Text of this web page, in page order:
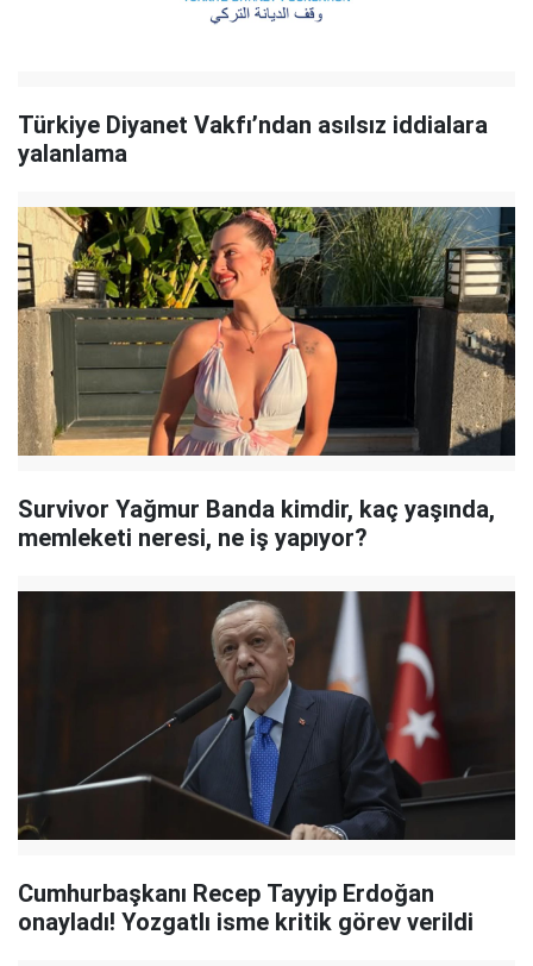
Türkiye Diyanet Vakfı’ndan asılsız iddialara
yalanlama
Survivor Yağmur Banda kimdir, kaç yaşında,
memleketi neresi, ne iş yapıyor?
Cumhurbaşkanı Recep Tayyip Erdoğan
onayladı! Yozgatlı isme kritik görev verildi